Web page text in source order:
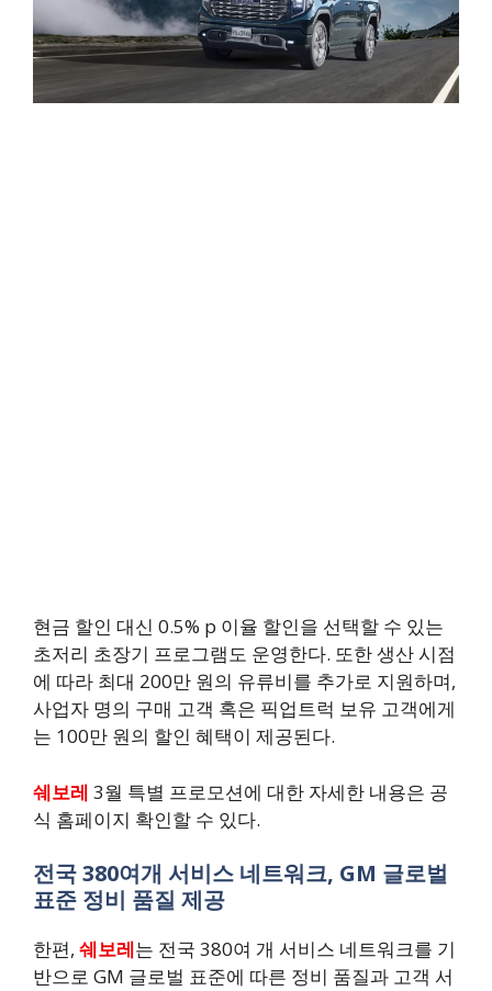
현금 할인 대신 0.5% p 이율 할인을 선택할 수 있는
초저리 초장기 프로그램도 운영한다. 또한 생산 시점
에 따라 최대 200만 원의 유류비를 추가로 지원하며,
사업자 명의 구매 고객 혹은 픽업트럭 보유 고객에게
는 100만 원의 할인 혜택이 제공된다.
쉐보레 3월 특별 프로모션에 대한 자세한 내용은 공
식 홈페이지 확인할 수 있다.
전국 380여개 서비스 네트워크, GM 글로벌
표준 정비 품질 제공
한편, 쉐보레는 전국 380여 개 서비스 네트워크를 기
반으로 GM 글로벌 표준에 따른 정비 품질과 고객 서